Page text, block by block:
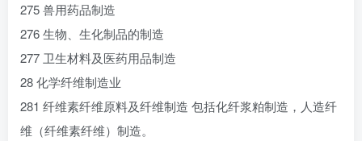
275 兽用药品制造
276 生物、生化制品的制造
277 卫生材料及医药用品制造
28 化学纤维制造业
281 纤维素纤维原料及纤维制造 包括化纤浆粕制造，人造纤
维（纤维素纤维）制造。